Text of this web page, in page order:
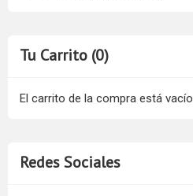
Tu Carrito (0)
El carrito de la compra está vacío
Redes Sociales